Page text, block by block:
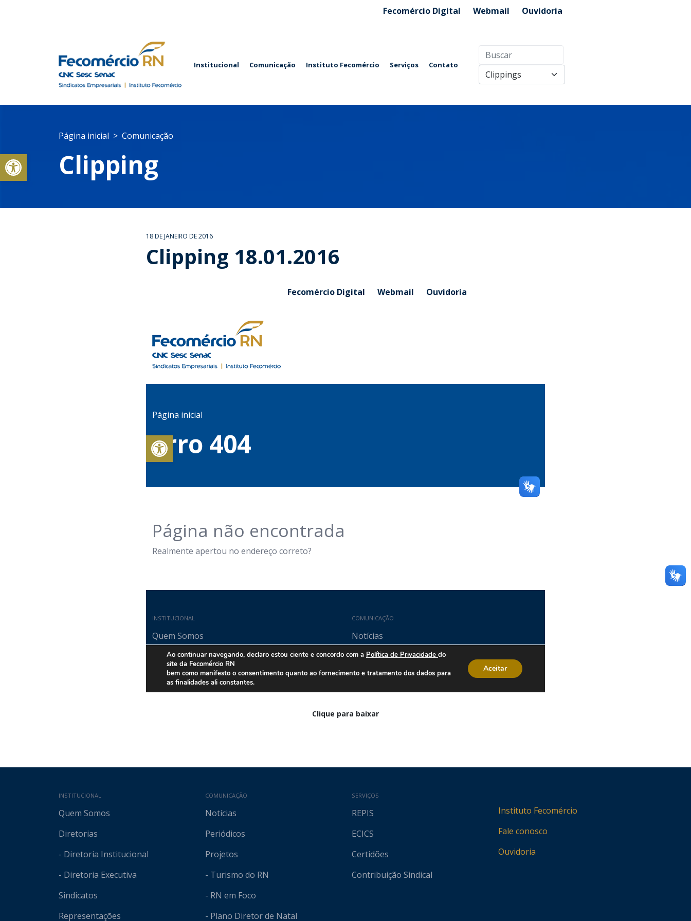
Abrir a barra de ferramentas
Fecomércio Digital Webmail Ouvidoria
Institucional Comunicação Instituto Fecomércio Serviços Contato
Página inicial Comunicação
Clipping
18 DE JANEIRO DE 2016
Clipping 18.01.2016
Clique para baixar
Mapa do site
INSTITUCIONAL
Quem Somos
Diretorias
- Diretoria Institucional
- Diretoria Executiva
Sindicatos
Representações
COMUNICAÇÃO
Notícias
Periódicos
Projetos
- Turismo do RN
- RN em Foco
- Plano Diretor de Natal
SERVIÇOS
REPIS
ECICS
Certidões
Contribuição Sindical
Instituto Fecomércio
Fale conosco
Ouvidoria